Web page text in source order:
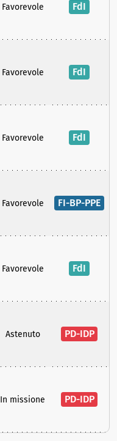
Favorevole FdI
Favorevole FdI
Favorevole FdI
Favorevole FI-BP-PPE
Favorevole FdI
Astenuto PD-IDP
In missione PD-IDP